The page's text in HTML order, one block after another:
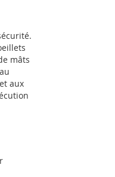
mâts
aux